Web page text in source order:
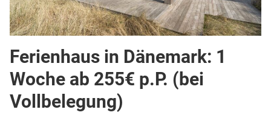
REISEBLOG
Ferienhaus in Dänemark: 1
Woche ab 255€ p.P. (bei
Vollbelegung)